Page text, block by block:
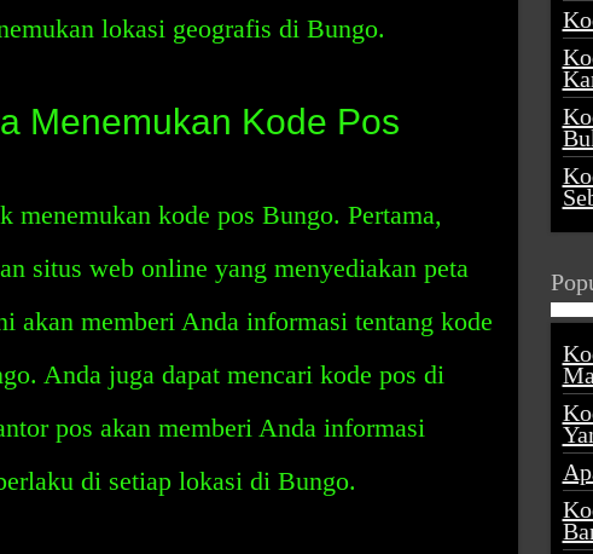
lokasi geografis di Bungo.
Menemukan Kode Pos
menemukan kode pos Bungo. Pertama,
situs web online yang menyediakan peta
akan memberi Anda informasi tentang kode
Anda juga dapat mencari kode pos di
pos akan memberi Anda informasi
di setiap lokasi di Bungo.